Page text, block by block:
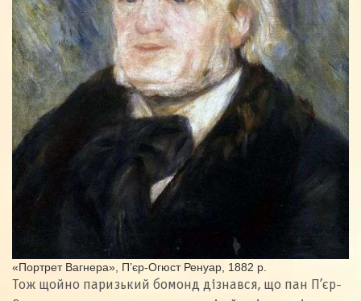
«Портрет Вагнера», П’єр-Огюст Ренуар, 1882 р.
Тож щойно паризький бомонд дізнався, що пан П’єр-